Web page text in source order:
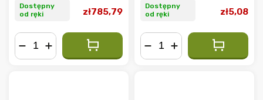
Dostępny
od ręki
zł785,79
zewnętrzna)
Dostępny
od ręki
zł5,08